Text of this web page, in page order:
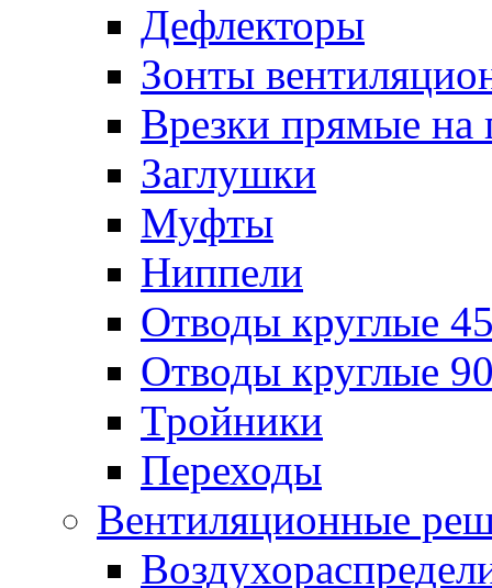
Дефлекторы
Зонты
Врезки прямые на
Заглушки
Муфты
Ниппели
Отводы круглые
Отводы круглые
Тройники
Переходы
Вентиляционные